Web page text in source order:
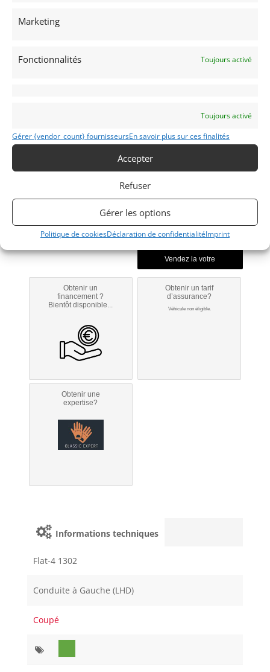
Marketing
Fonctionnalités Toujours activé
Toujours activé
Gérer {vendor_count} fournisseursEn savoir plus sur ces finalités
Accepter
Refuser
Gérer les options
Politique de cookiesDéclaration de confidentialitéImprint
Publié: 20 juillet 2021 (il y a 5 ans)
Allemandes
COCCINELLE
Modifier mon annonce
Obtenir un
financement ?
Bientôt disponible...
Obtenir un tarif
d’assurance?
Véhicule non éligible.
Obtenir une
expertise?
Informations techniques
Flat-4 1302
Conduite à Gauche (LHD)
Coupé